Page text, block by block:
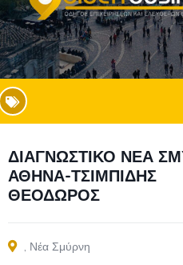
ΔΙΑΓΝΩΣΤΙΚΟ ΝΕΑ
ΑΘΗΝΑ-ΤΣΙΜΠΙΔΗΣ
ΘΕΟΔΩΡΟΣ
, Νέα Σμύρνη